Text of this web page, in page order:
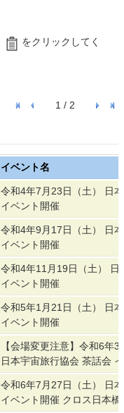
をクリックしてく
1 / 2
イベント名
令和4年7月23日（土） 日
イベント開催
令和4年9月17日（土） 日
イベント開催
令和4年11月19日（土） 日
イベント開催
令和5年1月21日（土） 日
イベント開催
【会場変更注意】令和6年
日本宇宙旅行協会 茶話会
令和6年7月27日（土） 日
イベント開催 クロス日本橋